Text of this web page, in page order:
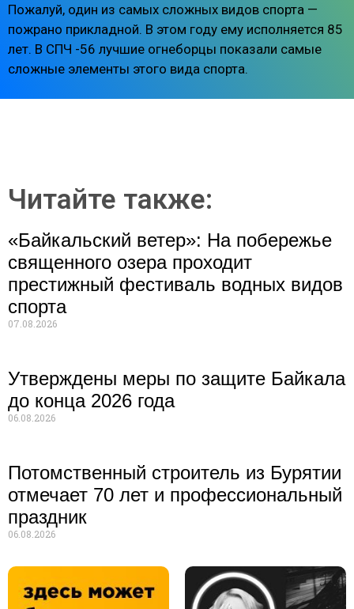
Пожалуй, один из самых сложных видов спорта —
пожрано прикладной. В этом году ему исполняется 85
лет. В СПЧ -56 лучшие огнеборцы показали самые
сложные элементы этого вида спорта.
Читайте также:
«Байкальский ветер»: На побережье
священного озера проходит
престижный фестиваль водных видов
спорта
07.08.2026
Утверждены меры по защите Байкала
до конца 2026 года
06.08.2026
Потомственный строитель из Бурятии
отмечает 70 лет и профессиональный
праздник
06.08.2026